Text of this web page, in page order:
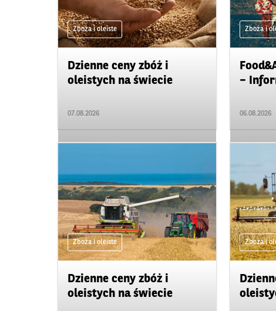
Zboża i oleiste
Dzienne ceny zbóż i
oleistych na świecie
07.08.2026
Zboża i
–
06.08.2026
Zboża i oleiste
Dzienne ceny zbóż i
oleistych na świecie
Zboża i